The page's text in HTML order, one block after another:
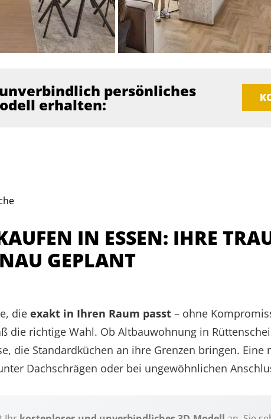
persönliches
erhalten:
IN ESSEN: IHRE
GEPLANT
die exakt in Ihren Raum passt – ohne
die richtige Wahl. Ob Altbauwohnung in
die Standardküchen an ihre Grenzen bringen.
Dachschrägen oder bei ungewöhnlichen